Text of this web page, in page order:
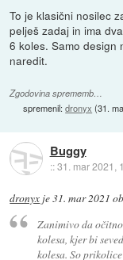
To je klasični nosilec
pelješ zadaj in ima
6 koles. Samo design
naredit.
Zgodovina sprememb…
spremenil:dronyx (31.
Buggy
::31. mar 2021,
dronyx je31. mar 2021
Zanimivo da
kolesa, kjer bi
kolesa. So